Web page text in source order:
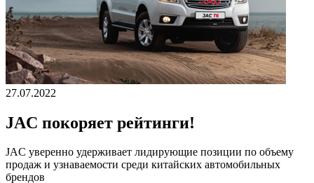
27.07.2022
JAC покоряет рейтинги!
JAС уверенно удерживает лидирующие позиции по объему
продаж и узнаваемости среди китайских автомобильных
брендов